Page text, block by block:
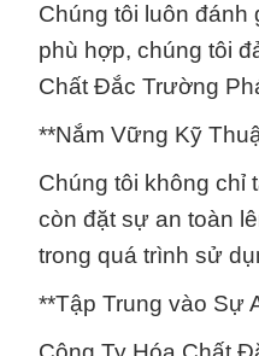
Chúng tôi luôn đánh
phù hợp, chúng tôi
Chất Đắc Trường
**Nắm Vững Kỹ
Chúng tôi không chỉ
còn đặt sự an toàn
trong quá trình sử
**Tập Trung vào Sự